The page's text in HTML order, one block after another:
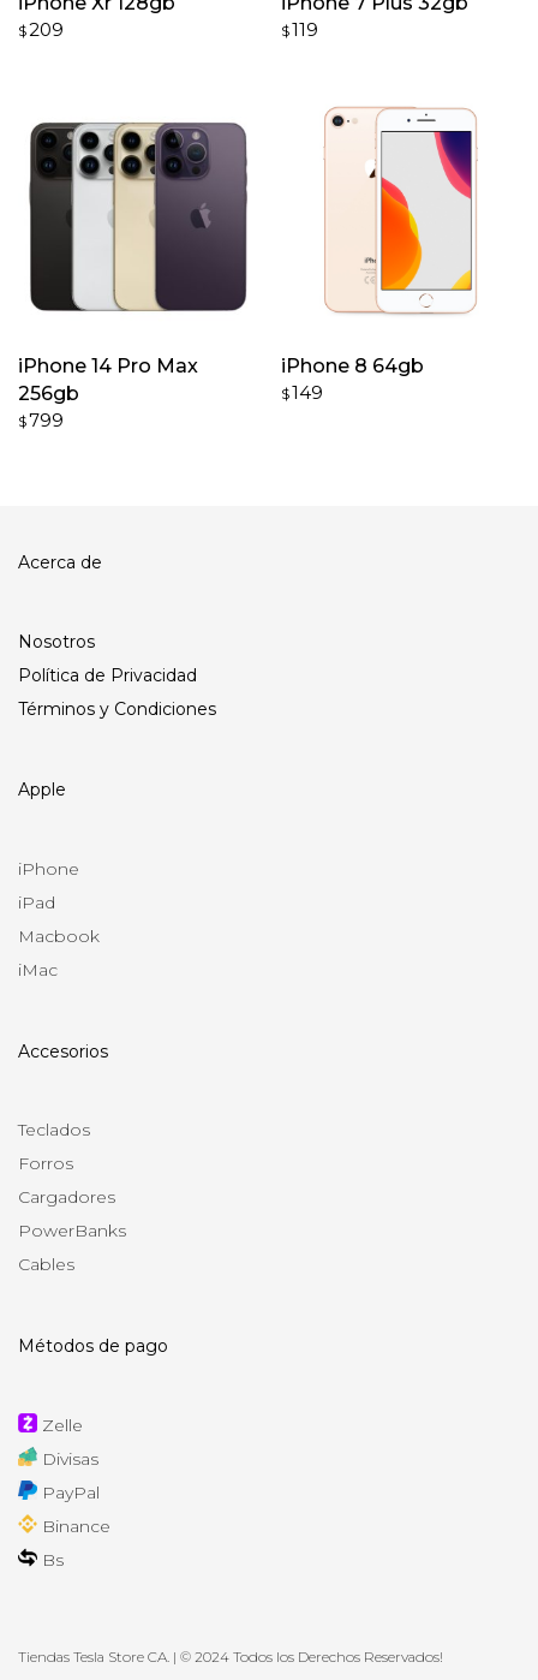
$209 $119
iPhone 14 Pro Max
256gb
$799
iPhone 8 64gb
$149
Acerca de
Nosotros
Política de Privacidad
Términos y Condiciones
Apple
iPhone
iPad
Macbook
iMac
Accesorios
Teclados
Forros
Cargadores
PowerBanks
Cables
Métodos de pago
Zelle
Divisas
PayPal
Binance
Bs
Tiendas Tesla Store CA. | © 2024 Todos los Derechos Reservados!